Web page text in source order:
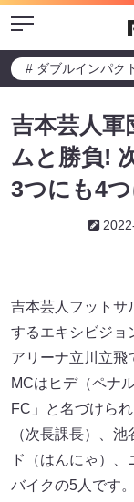
Menu
# ダブルインパク
吉本芸人
ムと勝負!
3つにも4つ
吉本芸人フットサ
するエキシビジョ
アリーナ立川立飛
MCはヒデ（ペナ
FC」と名づけら
（次長課長）、
ド（はんにゃ）
バイクの5人です